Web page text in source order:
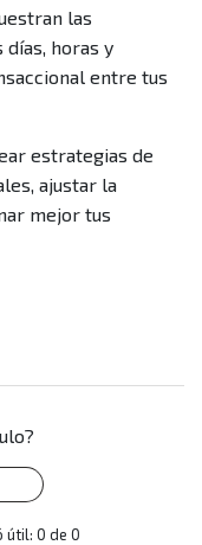
puntos de venta,
adquirencia con
información
las tarjetas?
con la
las
horas y
entre tus
estrategias de
ajustar la
mejor tus
útil: 0 de 0